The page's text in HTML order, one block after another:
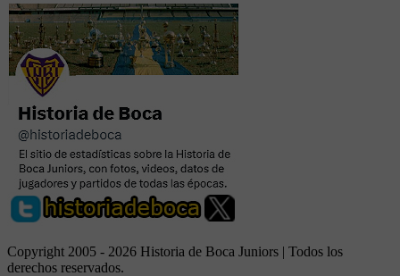
Copyright 2005 - 2026 Historia de Boca Juniors | Todos los
derechos reservados.